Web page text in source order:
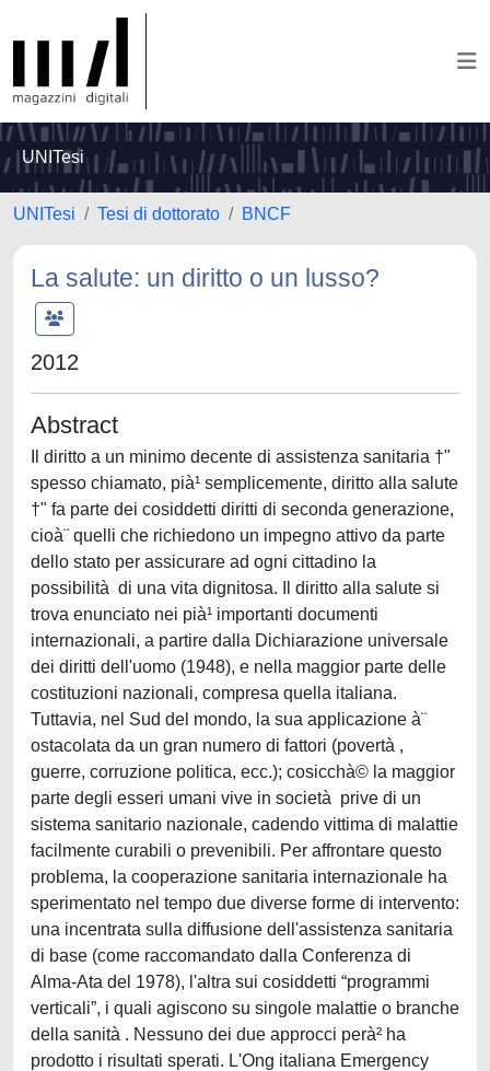
UNITesi
UNITesi Tesi di dottorato BNCF
La salute: un diritto o un lusso?
2012
Abstract
Il diritto a un minimo decente di assistenza sanitaria †"
spesso chiamato, pià¹ semplicemente, diritto alla salute
†" fa parte dei cosiddetti diritti di seconda generazione,
cioà¨ quelli che richiedono un impegno attivo da parte
dello stato per assicurare ad ogni cittadino la
possibilità di una vita dignitosa. Il diritto alla salute si
trova enunciato nei pià¹ importanti documenti
internazionali, a partire dalla Dichiarazione universale
dei diritti dell'uomo (1948), e nella maggior parte delle
costituzioni nazionali, compresa quella italiana.
Tuttavia, nel Sud del mondo, la sua applicazione à¨
ostacolata da un gran numero di fattori (povertà ,
guerre, corruzione politica, ecc.); cosicchà© la maggior
parte degli esseri umani vive in società prive di un
sistema sanitario nazionale, cadendo vittima di malattie
facilmente curabili o prevenibili. Per affrontare questo
problema, la cooperazione sanitaria internazionale ha
sperimentato nel tempo due diverse forme di intervento:
una incentrata sulla diffusione dell'assistenza sanitaria
di base (come raccomandato dalla Conferenza di
Alma-Ata del 1978), l'altra sui cosiddetti “programmi
verticali”, i quali agiscono su singole malattie o branche
della sanità . Nessuno dei due approcci perà² ha
prodotto i risultati sperati. L'Ong italiana Emergency